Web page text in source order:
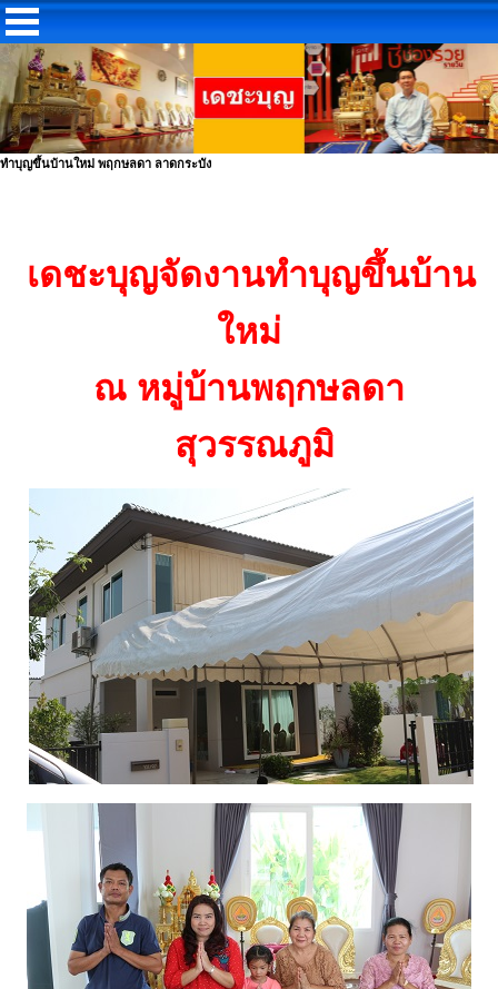
ทำบุญขึ้นบ้านใหม่ พฤกษลดา ลาดกระบัง
เดชะบุญจัดงานทำบุญขึ้นบ้าน
ใหม่
ณ หมู่บ้านพฤกษลดา
สุวรรณภูมิ